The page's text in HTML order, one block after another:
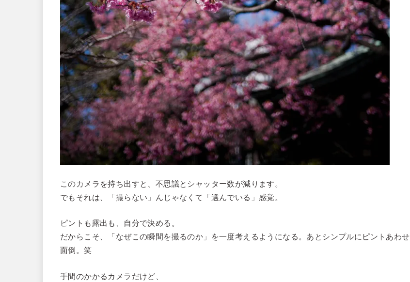
このカメラを持ち出すと、不思議とシャッター数が減ります。
でもそれは、「撮らない」んじゃなくて「選んでいる」感覚。
ピントも露出も、自分で決める。
だからこそ、「なぜこの瞬間を撮るのか」を一度考えるようになる。あとシンプルにピントあわせ
面倒。笑
手間のかかるカメラだけど、